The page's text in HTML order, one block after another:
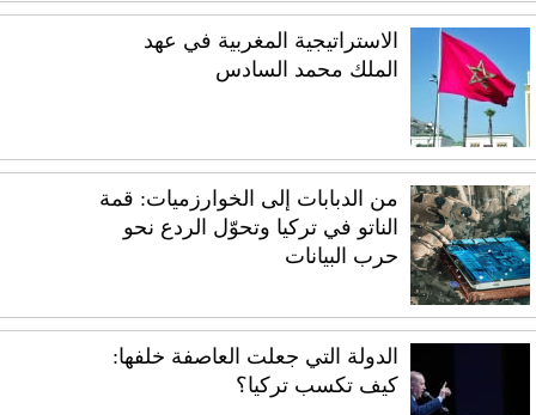
الاستراتيجية المغربية في عهد
الملك محمد السادس
من الدبابات إلى الخوارزميات: قمة
الناتو في تركيا وتحوّل الردع نحو
حرب البيانات
الدولة التي جعلت العاصفة خلفها:
كيف تكسب تركيا؟